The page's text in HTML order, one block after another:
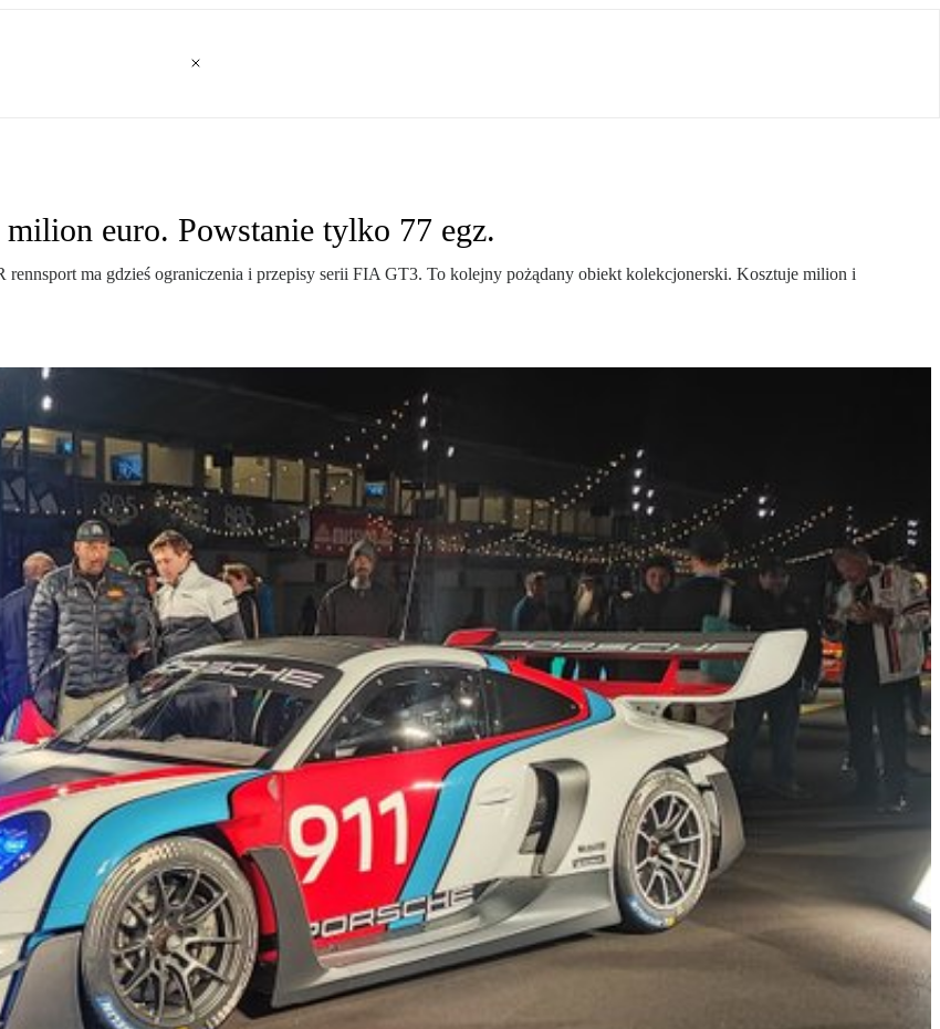
euro. Powstanie tylko 77 egz.
ma gdzieś ograniczenia i przepisy serii FIA GT3. To kolejny pożądany obiekt kolekcjonerski. Kosztuje milion i